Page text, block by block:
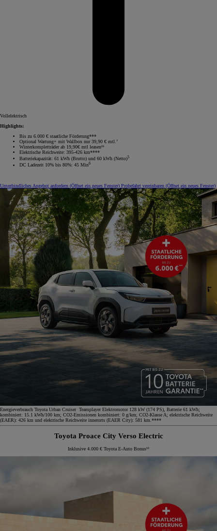
Vollelektrisch
Highlights:
Bis zu 6.000 € staatliche Förderung***
Optional Wartung+ mit Wallbox nur 39,90 € mtl.⁷
Winterkompletträder ab 19,90€ mtl leasen¹⁵
Elektrische Reichweite: 395-426 km****
Batteriekapazität: 61 kWh (Brutto) und 60 kWh (Netto)5
DC Ladezeit 10% bis 80%: 45 Min6
Unverbindliches Angebot anfordern (Öffnet ein neues Fenster) Probefahrt vereinbaren (Öffnet ein neues Fenster)
Energieverbrauch Toyota Urban Cruiser Teamplayer Elektromotor 128 kW (174 PS), Batterie 61 kWh;
kombiniert: 15.1 kWh/100 km; CO2-Emissionen kombiniert: 0 g/km; CO2-Klasse A; elektrische Reichweite
(EAER): 426 km und elektrische Reichweite innerorts (EAER City): 581 km.****
Toyota Proace City Verso Electric
Inklusive 4.000 € Toyota E-Auto Bonus¹²